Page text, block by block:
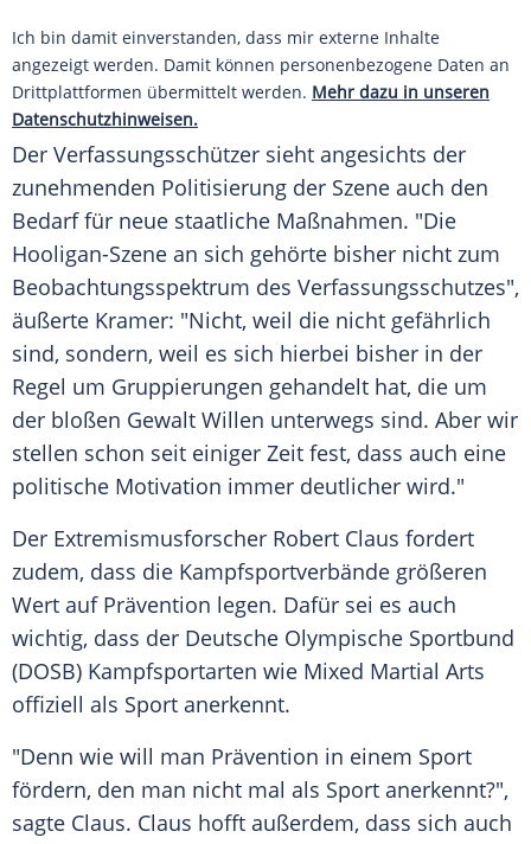
Ich bin damit einverstanden, dass mir externe Inhalte
angezeigt werden. Damit können personenbezogene Daten an
Drittplattformen übermittelt werden. Mehr dazu in unseren
Datenschutzhinweisen.
Der Verfassungsschützer sieht angesichts der
zunehmenden Politisierung der Szene auch den
Bedarf für neue staatliche Maßnahmen. "Die
Hooligan-Szene an sich gehörte bisher nicht zum
Beobachtungsspektrum des Verfassungsschutzes",
äußerte Kramer: "Nicht, weil die nicht gefährlich
sind, sondern, weil es sich hierbei bisher in der
Regel um Gruppierungen gehandelt hat, die um
der bloßen Gewalt Willen unterwegs sind. Aber wir
stellen schon seit einiger Zeit fest, dass auch eine
politische Motivation immer deutlicher wird."
Der Extremismusforscher Robert Claus fordert
zudem, dass die Kampfsportverbände größeren
Wert auf Prävention legen. Dafür sei es auch
wichtig, dass der Deutsche Olympische Sportbund
(DOSB) Kampfsportarten wie Mixed Martial Arts
offiziell als Sport anerkennt.
"Denn wie will man Prävention in einem Sport
fördern, den man nicht mal als Sport anerkennt?",
sagte Claus. Claus hofft außerdem, dass sich auch